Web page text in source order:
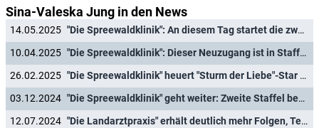
Sina-Valeska Jung in den News
14.05.2025
"Die Spreewaldklinik": An diesem Tag startet die zweite Staffel
10.04.2025
"Die Spreewaldklinik": Dieser Neuzugang ist in Staffel 2 mit dabei
26.02.2025
"Die Spreewaldklinik" heuert "Sturm der Liebe"-Star Jan Hartmann an
03.12.2024
"Die Spreewaldklinik" geht weiter: Zweite Staffel bestellt
12.07.2024
"Die Landarztpraxis" erhält deutlich mehr Folgen, Termin für "Die Spreewaldklinik" verkündet